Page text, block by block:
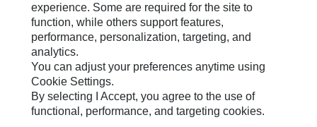
Site Haritası
Cookie Settings
Yasal
Gizlilik
experience. Some are required for the site to
function, while others support features,
performance, personalization, targeting, and
analytics.
You can adjust your preferences anytime using
Cookie Settings.
By selecting I Accept, you agree to the use of
functional, performance, and targeting cookies.